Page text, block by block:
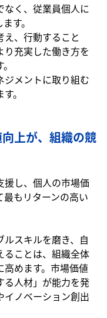
なく、従業員個人に
す。
、行動すること
充実した働き方を
ジメントに取り組む
。
上が、組織の競
援し、個人の市場価
もリターンの高い
スキルを磨き、自
ることは、組織全体
めます。市場価値
る人材」が能力を発
ノベーション創出